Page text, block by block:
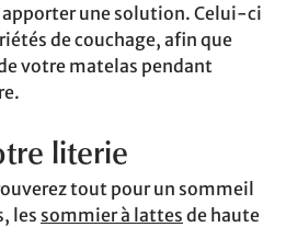
une solution. Celui-ci
de couchage, afin que
votre matelas pendant
literie
tout pour un sommeil
les sommier à lattes de haute